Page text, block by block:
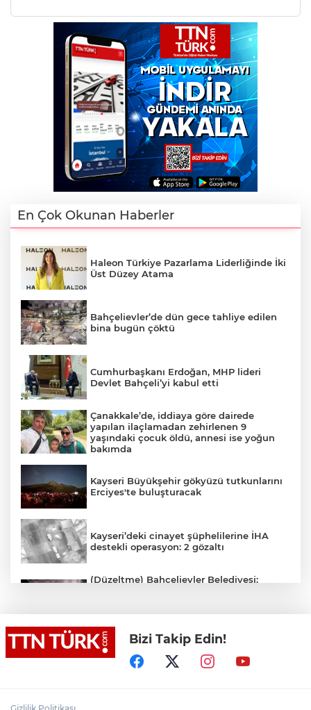
En Çok Okunan Haberler
Haleon Türkiye Pazarlama Liderliğinde İki
Üst Düzey Atama
Bahçelievler’de dün gece tahliye edilen
bina bugün çöktü
Cumhurbaşkanı Erdoğan, MHP lideri
Devlet Bahçeli’yi kabul etti
Çanakkale’de, iddiaya göre dairede
yapılan ilaçlamadan zehirlenen 9
yaşındaki çocuk öldü, annesi ise yoğun
bakımda
Kayseri Büyükşehir gökyüzü tutkunlarını
Erciyes'te buluşturacak
Kayseri’deki cinayet şüphelilerine İHA
destekli operasyon: 2 gözaltı
(Düzeltme) Bahçelievler Belediyesi:
bir can kaybı veya yaralanma
Adalet Bakanı Gürlek eski Özel Harekat
Başkanı Behçet Oktay’ın yakınlarını
Bizi Takip Edin!